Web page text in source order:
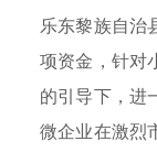
乐东黎族自治
项资金，针对
的引导下，进
微企业在激烈